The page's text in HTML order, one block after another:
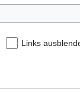
Links